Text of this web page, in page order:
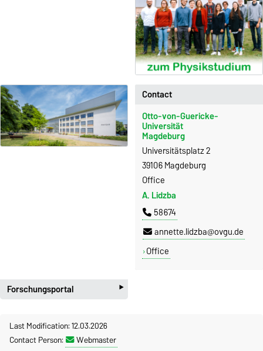
Contact
Otto-von-Guericke-
Universität
Magdeburg
Universitätsplatz 2
39106 Magdeburg
Office
A. Lidzba
58674
annette.lidzba@ovgu.de
Office
Forschungsportal ‣
Last Modification: 12.03.2026
Contact Person:
Webmaster